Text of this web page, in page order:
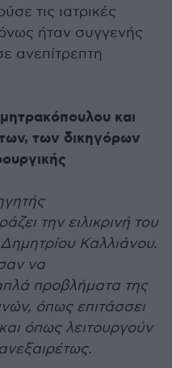
τις ιατρικές
ήταν συγγενής
ανεπίτρεπτη
και
των δικηγόρων
την ειλικρινή του
Καλλιάνου.
να
προβλήματα της
όπως επιτάσσει
όπως λειτουργούν